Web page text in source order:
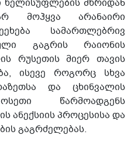
ხელისუფლების მხრიდან
მოჰყვა არანაირი
სამართლებრივ
გაგრის რაიონის
რუსეთის მიერ თავის
ისევე როგორც სხვა
და ცხინვალის
წარმოადგენს
ანექსიის პროცესისა და
გაგრძელებას.